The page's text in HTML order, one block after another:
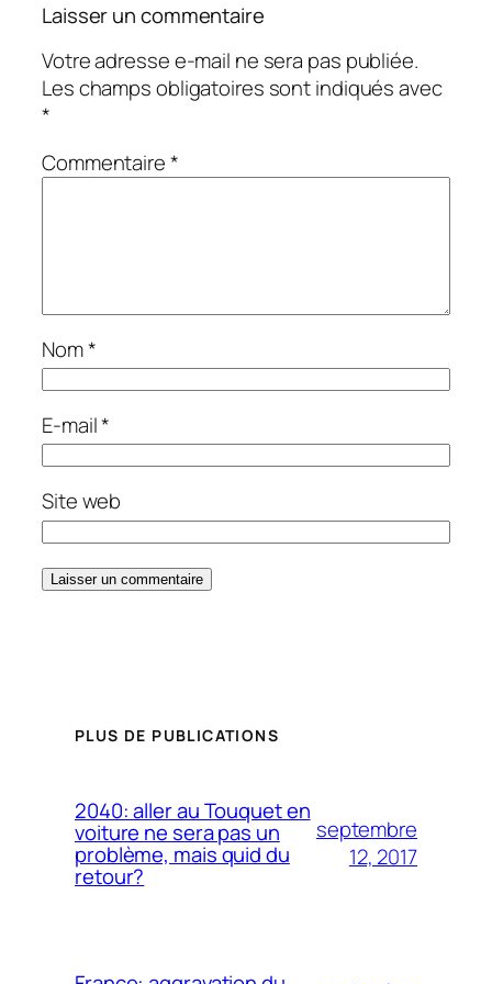
Laisser un commentaire
Votre adresse e-mail ne sera pas publiée.
Les champs obligatoires sont indiqués avec
*
Commentaire*
Nom*
E-mail*
Site web
PLUS DE PUBLICATIONS
2040: aller au Touquet en
voiture ne sera pas un
problème, mais quid du
retour?
septembre
12, 2017